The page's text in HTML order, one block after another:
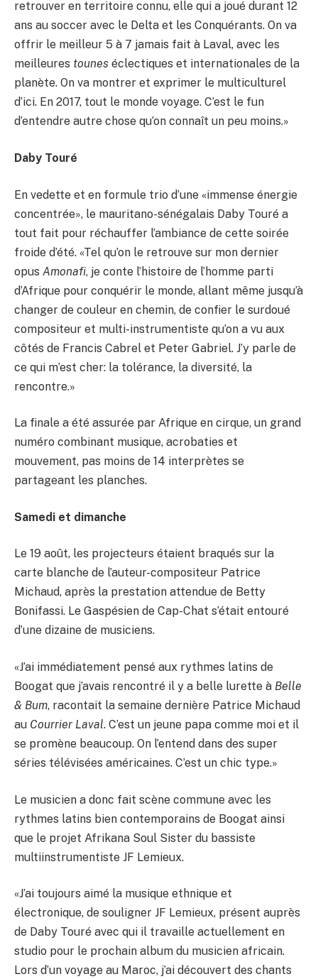
retrouver en territoire connu, elle qui a joué durant 12
ans au soccer avec le Delta et les Conquérants. On va
offrir le meilleur 5 à 7 jamais fait à Laval, avec les
meilleures tounes éclectiques et internationales de la
planète. On va montrer et exprimer le multiculturel
d’ici. En 2017, tout le monde voyage. C’est le fun
d’entendre autre chose qu’on connaît un peu moins.»
Daby Touré
En vedette et en formule trio d’une «immense énergie
concentrée», le mauritano-sénégalais Daby Touré a
tout fait pour réchauffer l’ambiance de cette soirée
froide d’été. «Tel qu’on le retrouve sur mon dernier
opus Amonafi, je conte l’histoire de l’homme parti
d’Afrique pour conquérir le monde, allant même jusqu’à
changer de couleur en chemin, de confier le surdoué
compositeur et multi-instrumentiste qu’on a vu aux
côtés de Francis Cabrel et Peter Gabriel. J’y parle de
ce qui m’est cher: la tolérance, la diversité, la
rencontre.»
La finale a été assurée par Afrique en cirque, un grand
numéro combinant musique, acrobaties et
mouvement, pas moins de 14 interprètes se
partageant les planches.
Samedi et dimanche
Le 19 août, les projecteurs étaient braqués sur la
carte blanche de l’auteur-compositeur Patrice
Michaud, après la prestation attendue de Betty
Bonifassi. Le Gaspésien de Cap-Chat s’était entouré
d’une dizaine de musiciens.
«J’ai immédiatement pensé aux rythmes latins de
Boogat que j’avais rencontré il y a belle lurette à Belle
& Bum, racontait la semaine dernière Patrice Michaud
au Courrier Laval. C’est un jeune papa comme moi et il
se promène beaucoup. On l’entend dans des super
séries télévisées américaines. C’est un chic type.»
Le musicien a donc fait scène commune avec les
rythmes latins bien contemporains de Boogat ainsi
que le projet Afrikana Soul Sister du bassiste
multiinstrumentiste JF Lemieux.
«J’ai toujours aimé la musique ethnique et
électronique, de souligner JF Lemieux, présent auprès
de Daby Touré avec qui il travaille actuellement en
studio pour le prochain album du musicien africain.
Lors d’un voyage au Maroc, j’ai découvert des chants